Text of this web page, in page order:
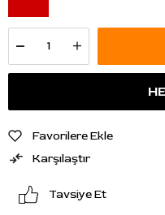
Favorilere Ekle
Karşılaştır
Tavsiye Et